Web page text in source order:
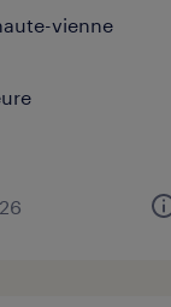
vienne